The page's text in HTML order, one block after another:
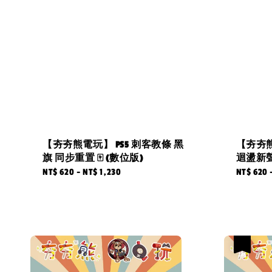
【夯夯熊電玩】 PS5 刺客教條 黑
旗 同步重置 🀄 (數位版)
Regular
NT$ 620 -NT$ 1,230
【夯夯
迴盪新
Regular
NT$ 620